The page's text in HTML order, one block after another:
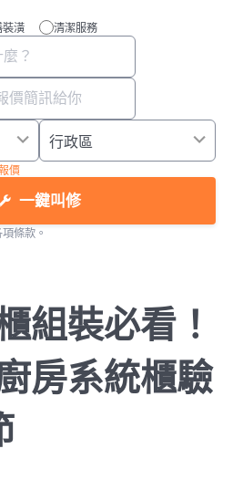
裝潢 清潔服務
價
一鍵叫修
項條款。
組裝必看！
房系統櫃驗